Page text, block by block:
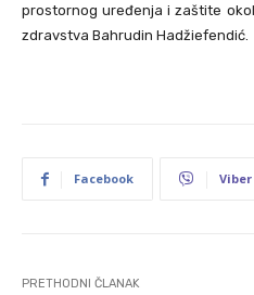
prostornog uređenja i zaštite
zdravstva Bahrudin Hadžiefendić.
Facebook Viber
PRETHODNI ČLANAK